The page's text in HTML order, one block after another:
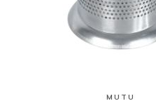
Lihat Produk
MUTU